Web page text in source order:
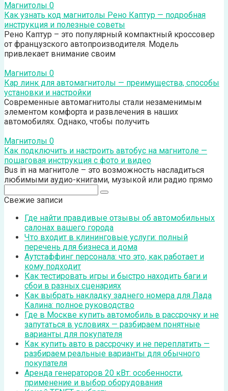
Магнитолы 0
Как узнать код магнитолы Рено Каптур — подробная
инструкция и полезные советы
Рено Каптур – это популярный компактный кроссовер
от французского автопроизводителя. Модель
привлекает внимание своим
Магнитолы 0
Кар линк для автомагнитолы — преимущества, способы
установки и настройки
Современные автомагнитолы стали незаменимым
элементом комфорта и развлечения в наших
автомобилях. Однако, чтобы получить
Магнитолы 0
Как подключить и настроить автобус на магнитоле —
пошаговая инструкция с фото и видео
Bus in на магнитоле – это возможность насладиться
любимыми аудио-книгами, музыкой или радио прямо
Свежие записи
Где найти правдивые отзывы об автомобильных
салонах вашего города
Что входит в клининговые услуги: полный
перечень для бизнеса и дома
Аутстаффинг персонала: что это, как работает и
кому подходит
Как тестировать игры и быстро находить баги и
сбои в разных сценариях
Как выбрать накладку заднего номера для Лада
Калина: полное руководство
Где в Москве купить автомобиль в рассрочку и не
запутаться в условиях — разбираем понятные
варианты для покупателя
Как купить авто в рассрочку и не переплатить —
разбираем реальные варианты для обычного
покупателя
Аренда генераторов 20 кВт: особенности,
применение и выбор оборудования